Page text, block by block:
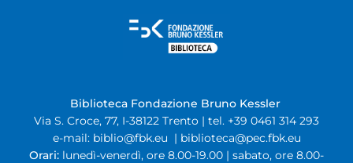
Biblioteca Fondazione Bruno Kessler
Via S. Croce, 77, I-38122 Trento | tel. +39 0461 314 293
e-mail: biblio@fbk.eu | biblioteca@pec.fbk.eu
Orari: lunedì-venerdì, ore 8.00-19.00 | sabato, ore 8.00-